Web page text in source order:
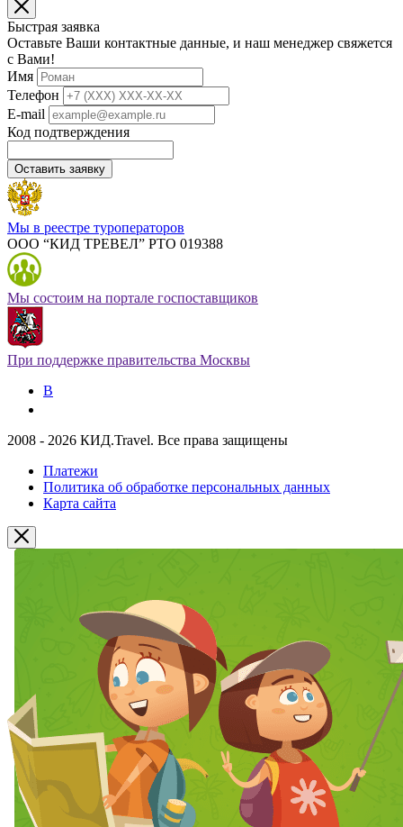
Быстрая заявка
Оставьте Ваши контактные данные, и наш менеджер свяжется
с Вами!
Имя
Телефон
E-mail
Код подтверждения
Оставить заявку
Мы в реестре туроператоров
ООО “КИД ТРЕВЕЛ” РТО 019388
Мы состоим на портале госпоставщиков
При поддержке правительства Москвы
В
2008 - 2026 КИД.Travel. Все права защищены
Платежи
Политика об обработке персональных данных
Карта сайта